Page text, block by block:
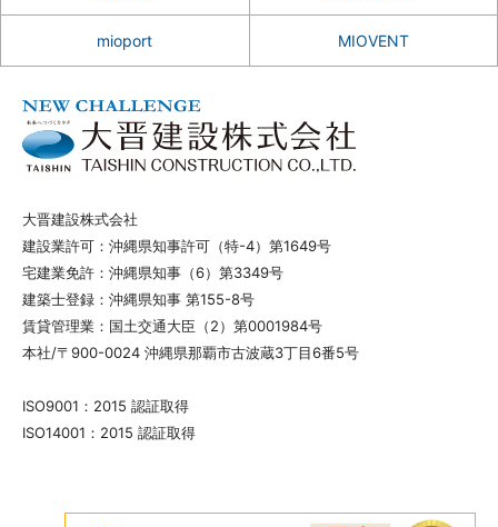
mioport MIOVENT
大晋建設株式会社
建設業許可：沖縄県知事許可（特-4）第1649号
宅建業免許：沖縄県知事（6）第3349号
建築士登録：沖縄県知事 第155-8号
賃貸管理業：国土交通大臣（2）第0001984号
本社/〒900-0024 沖縄県那覇市古波蔵3丁目6番5号
ISO9001：2015 認証取得
ISO14001：2015 認証取得